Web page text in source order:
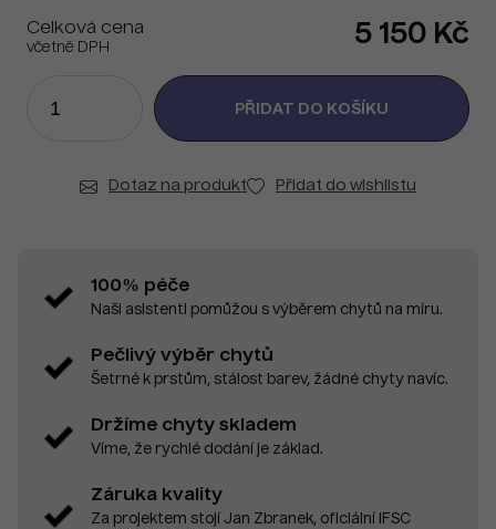
Celková cena
včetně DPH 5 150 Kč
Dotaz na produkt Přidat do wishlistu
100% péče
Naši asistenti pomůžou s výběrem chytů na míru.
Pečlivý výběr chytů
Šetrné k prstům, stálost barev, žádné chyty navíc.
Držíme chyty skladem
Víme, že rychlé dodání je základ.
Záruka kvality
Za projektem stojí Jan Zbranek, oficiální IFSC